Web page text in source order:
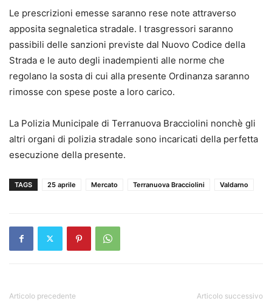
Le prescrizioni emesse saranno rese note attraverso
apposita segnaletica stradale. I trasgressori saranno
passibili delle sanzioni previste dal Nuovo Codice della
Strada e le auto degli inadempienti alle norme che
regolano la sosta di cui alla presente Ordinanza saranno
rimosse con spese poste a loro carico.
La Polizia Municipale di Terranuova Bracciolini nonchè gli
altri organi di polizia stradale sono incaricati della perfetta
esecuzione della presente.
TAGS 25 aprile Mercato Terranuova Bracciolini Valdarno
Articolo precedente Articolo successivo